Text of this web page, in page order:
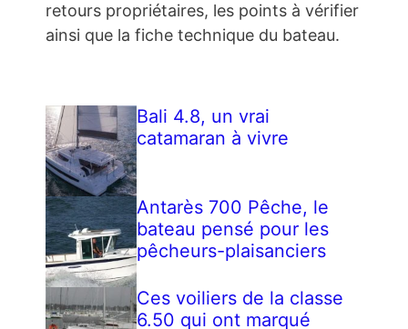
retours propriétaires, les points à vérifier
ainsi que la fiche technique du bateau.
Bali 4.8, un vrai
catamaran à vivre
Antarès 700 Pêche, le
bateau pensé pour les
pêcheurs-plaisanciers
Ces voiliers de la classe
6.50 qui ont marqué